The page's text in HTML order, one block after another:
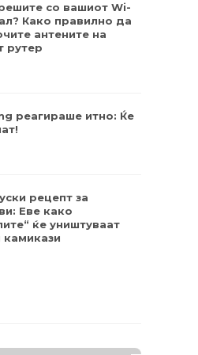
со вашиот Wi-
Како правилно да
антените на
рутер
реагираше итно: Ќе
рецепт за
Еве како
ќе уништуваат
камикази